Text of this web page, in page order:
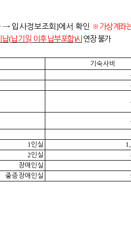
→ 입사정보조회 ]에서 확인 ※가상계좌
납(납기일 이후 납부포함)시 연장 불가
기숙사비
1인실
2인실
장애인실
중증장애인실